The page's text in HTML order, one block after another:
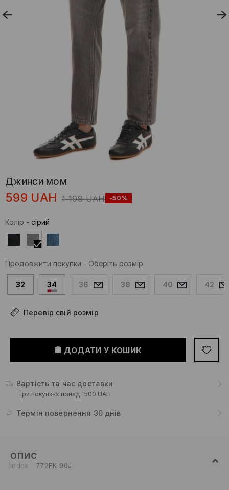
Джинси мом
599 UAH 1 199 UAH -50%
Колір - сірий
Продовжити покупки - Оберіть розмір
32 34 36 38 40 42
Перевір свій розмір
ДОДАТИ У КОШИК
Вартість та час доставки
При покупках понад 1500 UAH
Термін повернення 30 днів
ОПИС
Index 772FK-90J